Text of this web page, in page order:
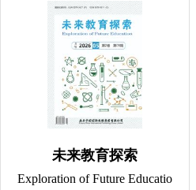
未来教育探索
Exploration of Future Educatio